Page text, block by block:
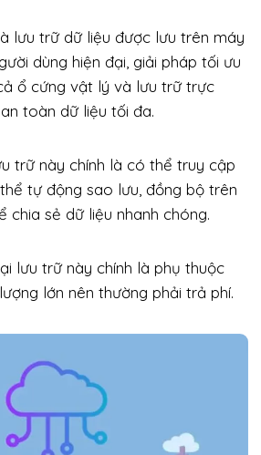
lưu trữ dữ liệu được lưu trên máy
dùng hiện đại, giải pháp tối ưu
ổ cứng vật lý và lưu trữ trực
toàn dữ liệu tối đa.
trữ này chính là có thể truy cập
tự động sao lưu, đồng bộ trên
chia sẻ dữ liệu nhanh chóng.
lưu trữ này chính là phụ thuộc
lớn nên thường phải trả phí.